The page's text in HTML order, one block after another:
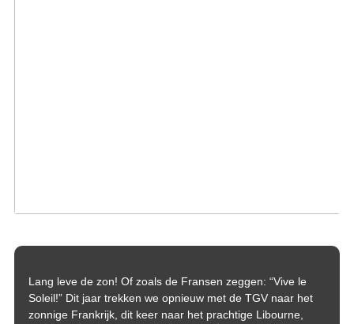
Lang leve de zon! Of zoals de Fransen zeggen: “Vive le
Soleil!” Dit jaar trekken we opnieuw met de TGV naar het
zonnige Frankrijk, dit keer naar het prachtige Libourne,